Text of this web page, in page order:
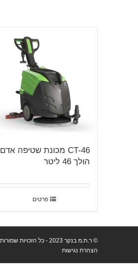
CT-46 מכונת שטיפה אדם
הולך 46 ליטר
פרטים
© ר.ת.מ בנקר 2023 - כל הזכויות שמורות | Powered by
הצהרת נגישות